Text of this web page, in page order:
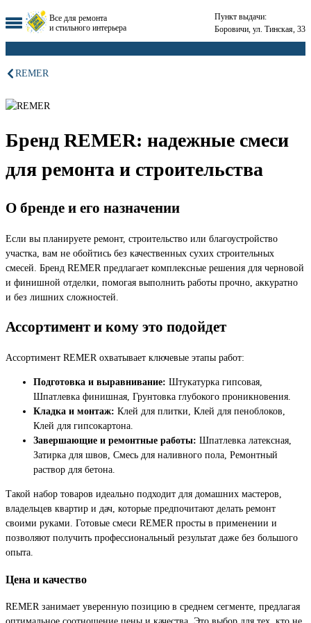
Все для ремонта
и стильного интерьера
Пункт выдачи:
Боровичи, ул. Тинская, 33
REMER
Бренд REMER: надежные смеси
для ремонта и строительства
О бренде и его назначении
Если вы планируете ремонт, строительство или благоустройство
участка, вам не обойтись без качественных сухих строительных
смесей. Бренд REMER предлагает комплексные решения для черновой
и финишной отделки, помогая выполнить работы прочно, аккуратно
и без лишних сложностей.
Ассортимент и кому это подойдет
Ассортимент REMER охватывает ключевые этапы работ:
Подготовка и выравнивание: Штукатурка гипсовая,
Шпатлевка финишная, Грунтовка глубокого проникновения.
Кладка и монтаж: Клей для плитки, Клей для пеноблоков,
Клей для гипсокартона.
Завершающие и ремонтные работы: Шпатлевка латексная,
Затирка для швов, Смесь для наливного пола, Ремонтный
раствор для бетона.
Такой набор товаров идеально подходит для домашних мастеров,
владельцев квартир и дач, которые предпочитают делать ремонт
своими руками. Готовые смеси REMER просты в применении и
позволяют получить профессиональный результат даже без большого
опыта.
Цена и качество
REMER занимает уверенную позицию в среднем сегменте, предлагая